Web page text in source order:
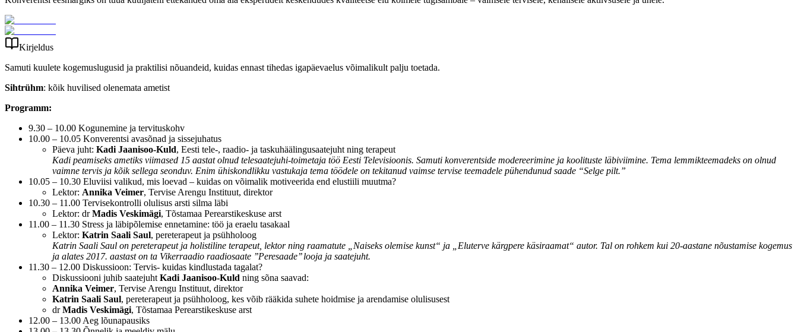
Kirjeldus
Samuti kuulete kogemuslugusid ja praktilisi nõuandeid, kuidas ennast tihedas igapäevaelus võimalikult palju toetada.
Sihtrühm: kõik huvilised olenemata ametist
Programm:
9.30 – 10.00 Kogunemine ja tervituskohv
10.00 – 10.05 Konverentsi avasõnad ja sissejuhatus
Päeva juht: Kadi Jaanisoo-Kuld, Eesti tele-, raadio- ja taskuhäälingusaatejuht ning terapeut
Kadi peamiseks ametiks viimased 15 aastat olnud telesaatejuhi-toimetaja töö Eesti Televisioonis. Samuti konverentside modereerimine ja koolituste läbiviimine. Tema lemmikteemadeks on olnud
vaimne tervis ja kõik sellega seonduv. Enim ühiskondlikku vastukaja tema töödele on tekitanud vaimse tervise teemadele pühendunud saade “Selge pilt.”
10.05 – 10.30 Eluviisi valikud, mis loevad – kuidas on võimalik motiveerida end elustiili muutma?
Lektor: Annika Veimer, Tervise Arengu Instituut, direktor
10.30 – 11.00 Tervisekontrolli olulisus arsti silma läbi
Lektor: drMadis Veskimägi, Tõstamaa Perearstikeskuse arst
11.00 – 11.30 Stress ja läbipõlemise ennetamine: töö ja eraelu tasakaal
Lektor: Katrin Saali Saul, pereterapeut ja psühholoog
Katrin Saali Saul on pereterapeut ja holistiline terapeut, lektor ning raamatute „Naiseks olemise kunst“ ja „Eluterve kärgpere käsiraamat“ autor. Tal on rohkem kui 20-aastane nõustamise kogemus
ja alates 2017. aastast on ta Vikerraadio raadiosaate ’’Peresaade’’ looja ja saatejuht.
11.30 – 12.00 Diskussioon: Tervis- kuidas kindlustada tagalat?
Diskussiooni juhib saatejuht Kadi Jaanisoo-Kuld ning sõna saavad:
Annika Veimer, Tervise Arengu Instituut, direktor
Katrin Saali Saul, pereterapeut ja psühholoog, kes võib rääkida suhete hoidmise ja arendamise olulisusest
drMadis Veskimägi, Tõstamaa Perearstikeskuse arst
12.00 – 13.00 Aeg lõunapausiks